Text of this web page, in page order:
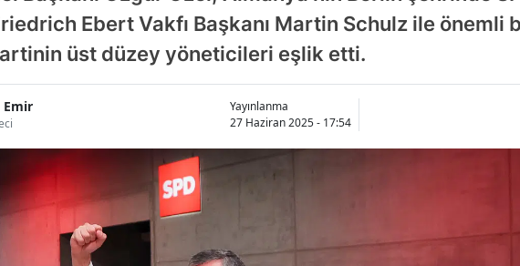
Ebert Vakfı Başkanı Martin Schulz ile
üst düzey yöneticileri eşlik etti.
Yayınlanma
27 Haziran 2025 - 17:54